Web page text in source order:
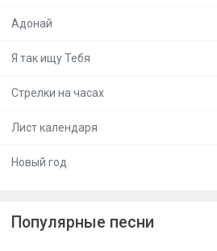
Адонай
Я так ищу Тебя
Стрелки на часах
Лист календаря
Новый год
Популярные песни